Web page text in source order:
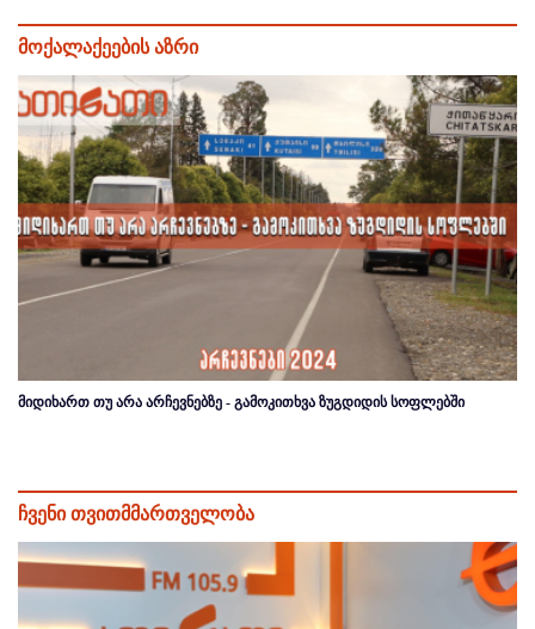
მოქალაქეების აზრი
მიდიხართ თუ არა არჩევნებზე - გამოკითხვა ზუგდიდის სოფლებში
ჩვენი თვითმმართველობა